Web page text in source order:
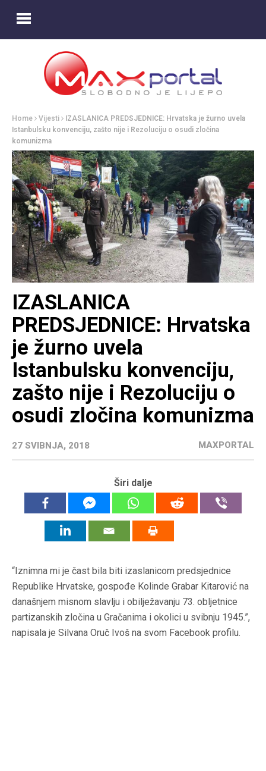
Home Vijesti
IZASLANICA PREDSJEDNICE: Hrvatska je žurno uvela
Istanbulsku konvenciju, zašto nije i Rezoluciju o osudi zločina
komunizma
IZASLANICA
PREDSJEDNICE: Hrvatska
je žurno uvela
Istanbulsku konvenciju,
zašto nije i Rezoluciju o
osudi zločina komunizma
27 SVIBNJA, 2018 MAXPORTAL
Širi dalje
“Iznimna mi je čast bila biti izaslanicom predsjednice
Republike Hrvatske, gospođe Kolinde Grabar Kitarović na
današnjem misnom slavlju i obilježavanju 73. obljetnice
partizanskih zločina u Gračanima i okolici u svibnju 1945.”,
napisala je Silvana Oruč Ivoš na svom Facebook profilu.